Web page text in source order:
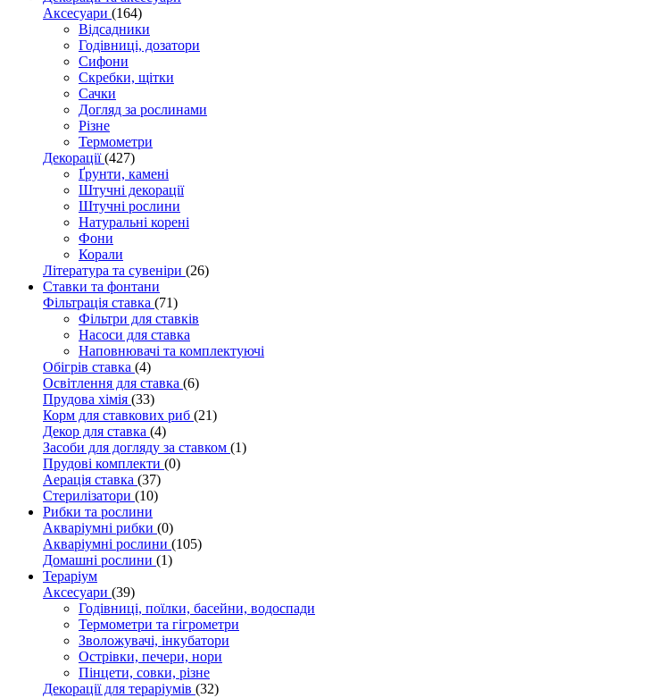
Аксесуари (164)
Відсадники
Годівниці, дозатори
Сифони
Скребки, щітки
Сачки
Догляд за рослинами
Різне
Термометри
Декорації(427)
Ґрунти, камені
Штучні декорації
Штучні рослини
Натуральні корені
Фони
Корали
Література та сувеніри (26)
Ставки та фонтани
Фільтрація ставка (71)
Фільтри для ставків
Насоси для ставка
Наповнювачі та комплектуючі
Обігрів ставка (4)
Освітлення для ставка (6)
Прудова хімія (33)
Корм для ставкових риб (21)
Декор для ставка (4)
Засоби для догляду за ставком (1)
Прудові комплекти (0)
Аерація ставка (37)
Стерилізатори (10)
Рибки та рослини
Акваріумні рибки (0)
Акваріумні рослини (105)
Домашні рослини (1)
Тераріум
Аксесуари (39)
Годівниці, поїлки, басейни, водоспади
Термометри та гігрометри
Зволожувачі, інкубатори
Острівки, печери, нори
Пінцети, совки, різне
Декорації для тераріумів (32)